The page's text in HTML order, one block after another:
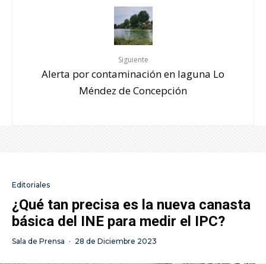
Siguiente
Alerta por contaminación en laguna Lo
Méndez de Concepción
Editoriales
¿Qué tan precisa es la nueva canasta
básica del INE para medir el IPC?
Sala de Prensa · 28 de Diciembre 2023